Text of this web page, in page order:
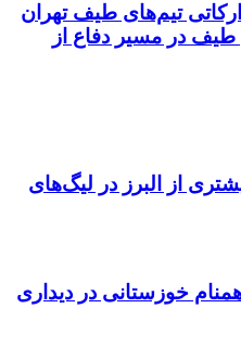
تیم‌های طیف تهران
طیف در مسیر دفاع از
از البرز در لیگ‌های
خوزستانی در دیداری